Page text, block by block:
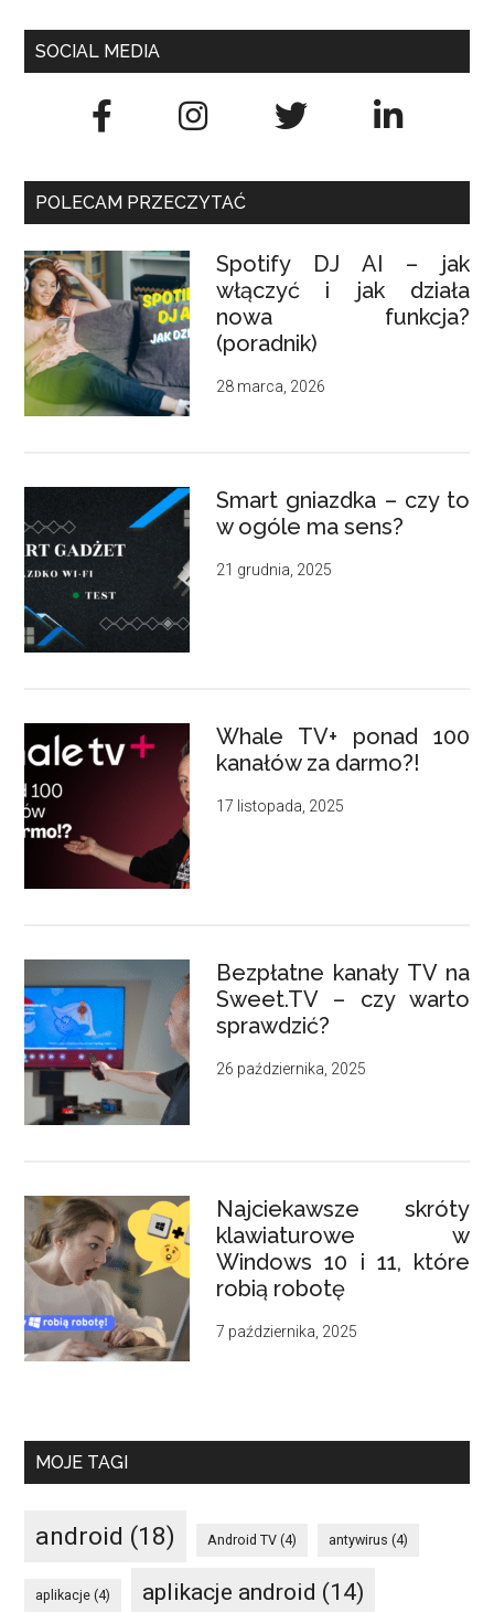
SOCIAL MEDIA
POLECAM PRZECZYTAĆ
Spotify DJ AI – jak
włączyć i jak działa
nowa funkcja?
(poradnik)
28 marca, 2026
Smart gniazdka – czy to
w ogóle ma sens?
21 grudnia, 2025
Whale TV+ ponad 100
kanałów za darmo?!
17 listopada, 2025
Bezpłatne kanały TV na
Sweet.TV – czy warto
sprawdzić?
26 października, 2025
Najciekawsze skróty
klawiaturowe w
Windows 10 i 11, które
robią robotę
7 października, 2025
MOJE TAGI
android (18) Android TV (4) antywirus (4)
aplikacje (4) aplikacje android (14)